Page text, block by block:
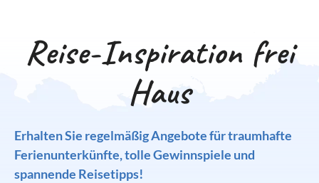
Reise-Inspiration frei
Haus
Erhalten Sie regelmäßig Angebote für traumhafte
Ferienunterkünfte, tolle Gewinnspiele und
spannende Reisetipps!